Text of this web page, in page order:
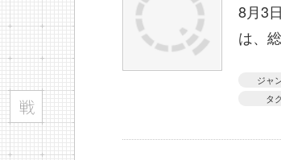
8月3
は、
ジャ
タ